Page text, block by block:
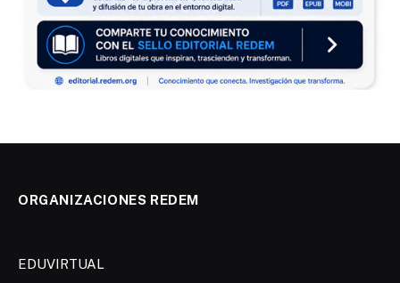
ORGANIZACIONES REDEM
EDUVIRTUAL